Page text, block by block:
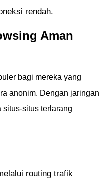
rendah.
Aman
bagi mereka yang
anonim. Dengan jaringan
situs-situs terlarang
routing trafik